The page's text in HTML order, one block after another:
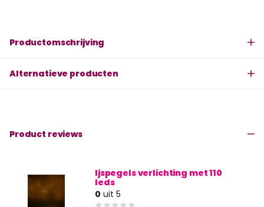
Productomschrijving
Alternatieve producten
Product reviews
Ijspegels verlichting met 110
leds
0 uit 5